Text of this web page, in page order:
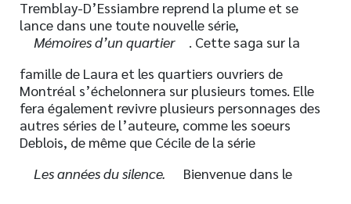
Tremblay-D’Essiambre reprend la plume et se
lance dans une toute nouvelle série,
Mémoires d’un quartier
. Cette saga sur la
famille de Laura et les quartiers ouvriers de
Montréal s’échelonnera sur plusieurs tomes. Elle
fera également revivre plusieurs personnages des
autres séries de l’auteure, comme les soeurs
Deblois, de même que Cécile de la série
Les années du silence.
Bienvenue dans le